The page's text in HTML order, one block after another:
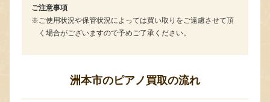
ご注意事項
ご使用状況や保管状況によっては買い取りをご遠慮させて頂
く場合がございますので予めご了承ください。
洲本市のピアノ買取の流れ